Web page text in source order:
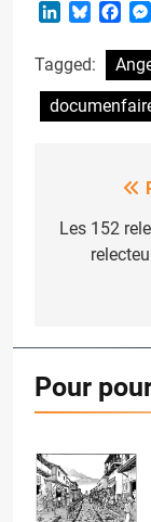
LinkedInBluesky
Tagged:
Les 152
Pour